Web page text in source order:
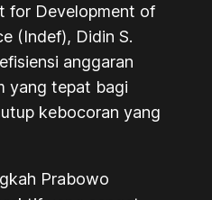
for Development of
(Indef), Didin S.
anggaran
yang tepat bagi
kebocoran yang
Prabowo